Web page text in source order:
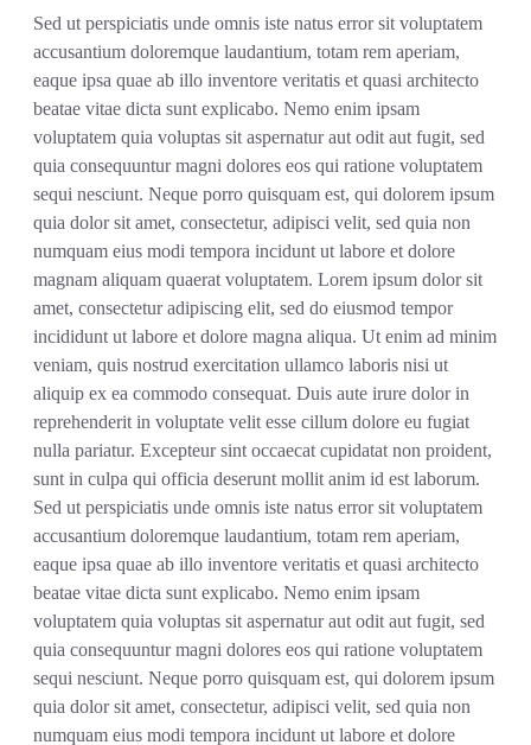
Sed ut perspiciatis unde omnis iste natus error sit voluptatem
accusantium doloremque laudantium, totam rem aperiam,
eaque ipsa quae ab illo inventore veritatis et quasi architecto
beatae vitae dicta sunt explicabo. Nemo enim ipsam
voluptatem quia voluptas sit aspernatur aut odit aut fugit, sed
quia consequuntur magni dolores eos qui ratione voluptatem
sequi nesciunt. Neque porro quisquam est, qui dolorem ipsum
quia dolor sit amet, consectetur, adipisci velit, sed quia non
numquam eius modi tempora incidunt ut labore et dolore
magnam aliquam quaerat voluptatem. Lorem ipsum dolor sit
amet, consectetur adipiscing elit, sed do eiusmod tempor
incididunt ut labore et dolore magna aliqua. Ut enim ad minim
veniam, quis nostrud exercitation ullamco laboris nisi ut
aliquip ex ea commodo consequat. Duis aute irure dolor in
reprehenderit in voluptate velit esse cillum dolore eu fugiat
nulla pariatur. Excepteur sint occaecat cupidatat non proident,
sunt in culpa qui officia deserunt mollit anim id est laborum.
Sed ut perspiciatis unde omnis iste natus error sit voluptatem
accusantium doloremque laudantium, totam rem aperiam,
eaque ipsa quae ab illo inventore veritatis et quasi architecto
beatae vitae dicta sunt explicabo. Nemo enim ipsam
voluptatem quia voluptas sit aspernatur aut odit aut fugit, sed
quia consequuntur magni dolores eos qui ratione voluptatem
sequi nesciunt. Neque porro quisquam est, qui dolorem ipsum
quia dolor sit amet, consectetur, adipisci velit, sed quia non
numquam eius modi tempora incidunt ut labore et dolore